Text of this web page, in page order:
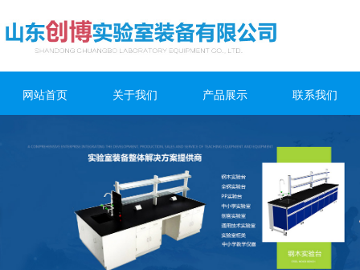
网站首页 关于我们 产品展示 联系我们